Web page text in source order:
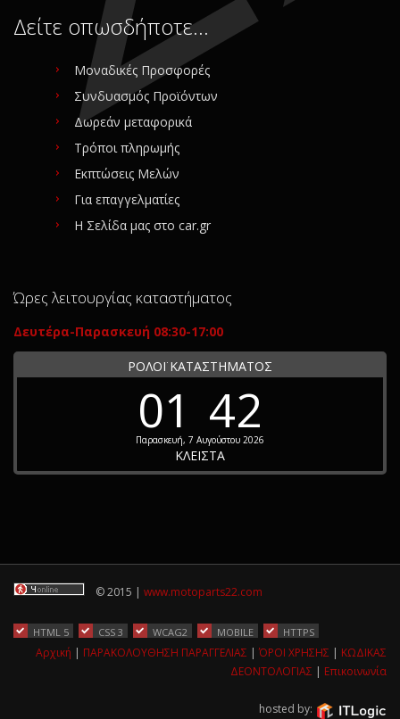
Δείτε οπωσδήποτε…
Μοναδικές Προσφορές
Συνδυασμός Προϊόντων
Δωρεάν μεταφορικά
Τρόποι πληρωμής
Εκπτώσεις Μελών
Για επαγγελματίες
Η Σελίδα μας στο car.gr
Ώρες λειτουργίας καταστήματος
Δευτέρα-Παρασκευή 08:30-17:00
ΡΟΛΟΪ ΚΑΤΑΣΤΗΜΑΤΟΣ
01 42
Παρασκευή, 7 Αυγούστου 2026
ΚΛΕΙΣΤΑ
© 2015 | www.motoparts22.com
HTML 5 CSS 3 WCAG2 MOBILE HTTPS
Αρχική | ΠΑΡΑΚΟΛΟΥΘΗΣΗ ΠΑΡΑΓΓΕΛΙΑΣ |ΌΡΟΙ ΧΡΗΣΗΣ | ΚΩΔΙΚΑΣ
ΔΕΟΝΤΟΛΟΓΙΑΣ | Επικοινωνία
hosted by: